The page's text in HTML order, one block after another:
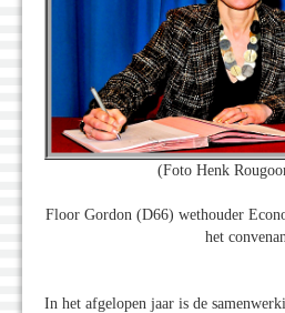
(Foto Henk
Floor Gordon (D66) wethouder
het
In het afgelopen jaar is de